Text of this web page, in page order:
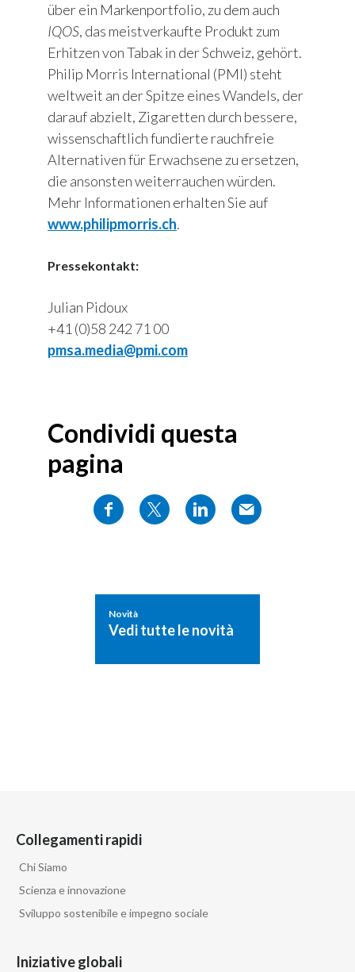
über ein Markenportfolio, zu dem auch
IQOS, das meistverkaufte Produkt zum
Erhitzen von Tabak in der Schweiz, gehört.
Philip Morris International (PMI) steht
weltweit an der Spitze eines Wandels, der
darauf abzielt, Zigaretten durch bessere,
wissenschaftlich fundierte rauchfreie
Alternativen für Erwachsene zu ersetzen,
die ansonsten weiterrauchen würden.
Mehr Informationen erhalten Sie auf
www.philipmorris.ch.
Pressekontakt:
Julian Pidoux
+41 (0)58 242 71 00
pmsa.media@pmi.com
Condividi questa
pagina
Novità
Vedi tutte le novità
Collegamenti rapidi
Chi Siamo
Scienza e innovazione
Sviluppo sostenibile e impegno sociale
Iniziative globali